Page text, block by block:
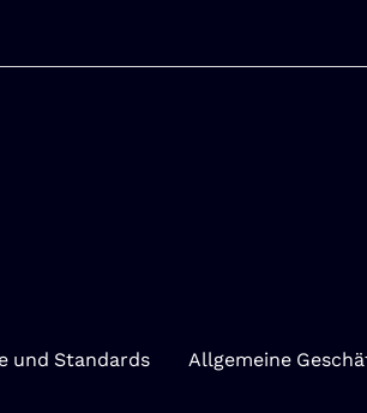
und Standards Allgemeine